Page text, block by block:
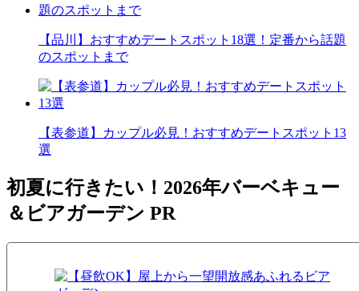
【品川】おすすめデートスポット18選！定番から話題
のスポットまで
【表参道】カップル必見！おすすめデートスポット13
選
初夏に行きたい！2026年バーベキュー
＆ビアガーデン PR